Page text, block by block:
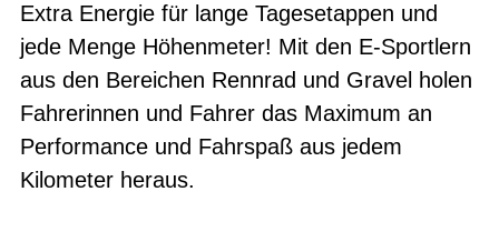
Extra Energie für lange Tagesetappen und
jede Menge Höhenmeter! Mit den E-Sportlern
aus den Bereichen Rennrad und Gravel holen
Fahrerinnen und Fahrer das Maximum an
Performance und Fahrspaß aus jedem
Kilometer heraus.